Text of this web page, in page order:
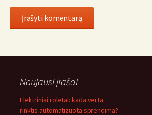
Naujausi įrašai
Elektriniai roletai: kada verta
rinktis automatizuotą sprendimą?